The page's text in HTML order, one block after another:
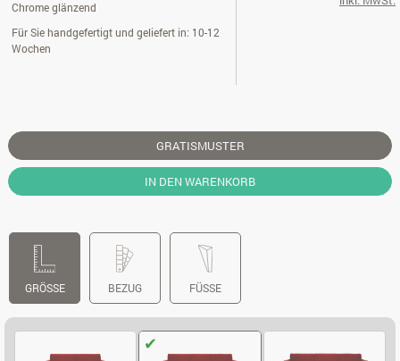
Chrome glänzend
Für Sie handgefertigt und geliefert in: 10-12
Wochen
GRATISMUSTER
IN DEN WARENKORB
GRÖSSE BEZUG FÜSSE